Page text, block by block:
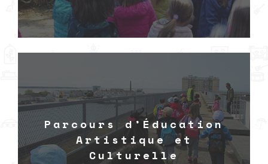
Parcours d’Éducation
Artistique et
Culturelle